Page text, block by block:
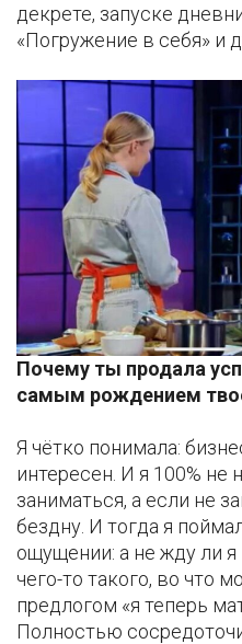
декрете, запуске
«Погружение в себя» и
Почему ты продала
самым рождением
Я чётко понимала:
интересен. И я 100% не
заниматься, а если не
бездну. И тогда я
ощущении: а не жду ли я
чего-то такого, во что
предлогом «я теперь
Полностью